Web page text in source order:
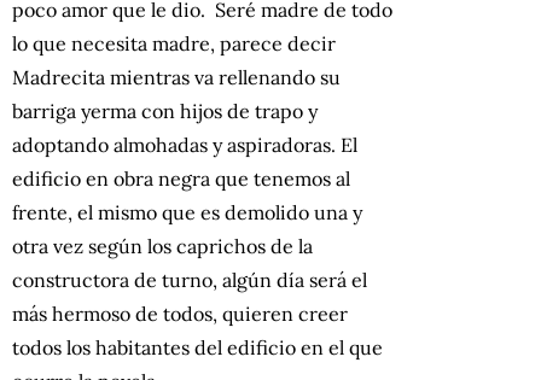
poco amor que le dio. Seré madre de todo
lo que necesita madre, parece decir
Madrecita mientras va rellenando su
barriga yerma con hijos de trapo y
adoptando almohadas y aspiradoras. El
edificio en obra negra que tenemos al
frente, el mismo que es demolido una y
otra vez según los caprichos de la
constructora de turno, algún día será el
más hermoso de todos, quieren creer
todos los habitantes del edificio en el que